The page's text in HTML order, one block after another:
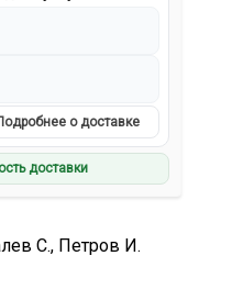
о доставке
доставки
С., Петров И.